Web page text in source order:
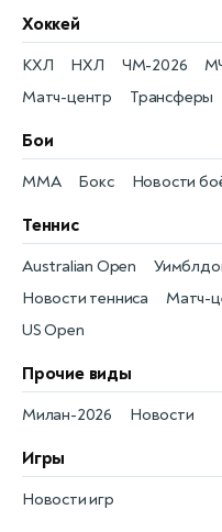
Хоккей
КХЛ
Матч-центр
НХЛ
Трансферы
ЧМ-2026
Бои
Новости
MMA Бокс
Теннис
Новости тенниса
Australian Open
Матч-
US Open
Прочие виды
Новости
Милан-2026
Игры
Новости игр